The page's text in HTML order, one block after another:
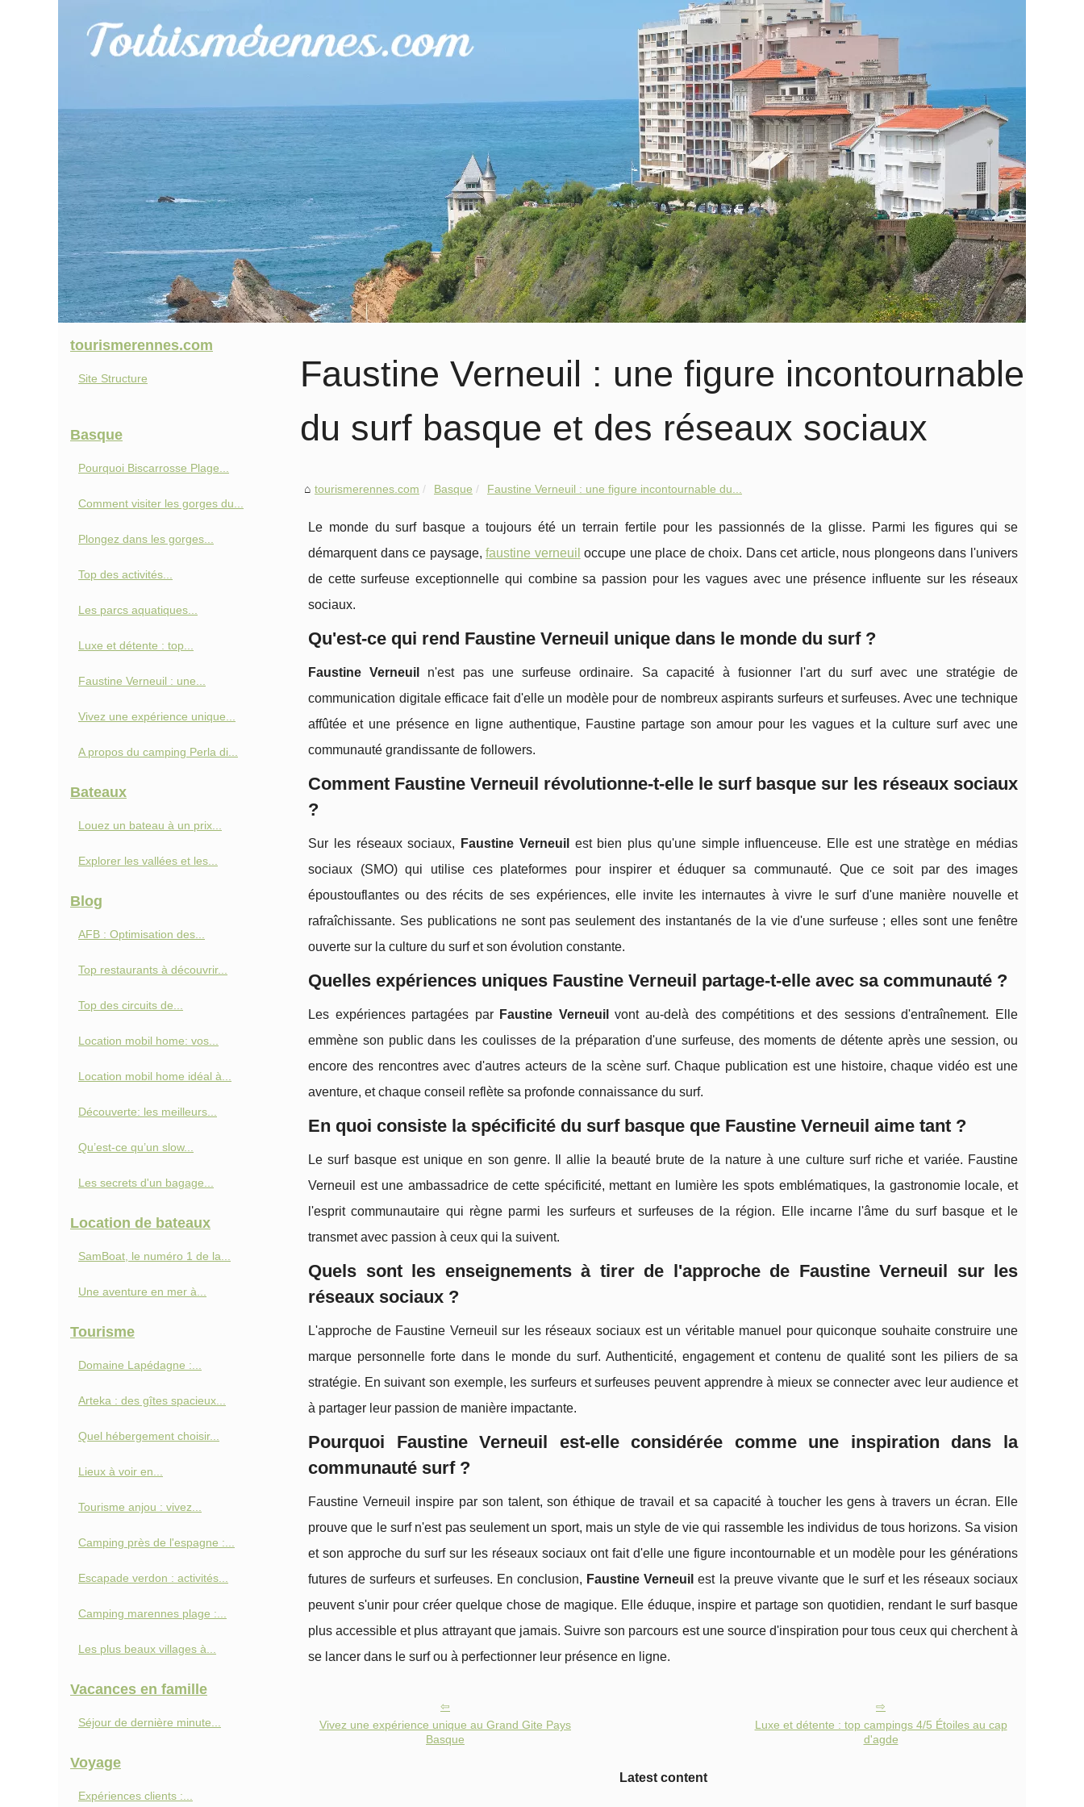
Faustine Verneuil : une figure incontournable
du surf basque et des réseaux sociaux
tourismerennes.com Basque Faustine Verneuil : une figure incontournable du...
Le monde du surf basque a toujours été un terrain fertile pour les passionnés de la glisse. Parmi les figures qui se
démarquent dans ce paysage,faustine verneuil occupe une place de choix. Dans cet article, nous plongeons dans l'univers
de cette surfeuse exceptionnelle qui combine sa passion pour les vagues avec une présence influente sur les réseaux
sociaux.
Qu'est-ce qui rend Faustine Verneuil unique dans le monde du surf ?
Faustine Verneuil
n'est pas une surfeuse ordinaire. Sa capacité à fusionner l'art du surf avec une stratégie de
communication digitale efficace fait d'elle un modèle pour de nombreux aspirants surfeurs et surfeuses. Avec une technique
affûtée et une présence en ligne authentique, Faustine partage son amour pour les vagues et la culture surf avec une
communauté grandissante de followers.
Comment Faustine Verneuil révolutionne-t-elle le surf basque sur les réseaux sociaux
?
Sur les réseaux sociaux, Faustine Verneuil
est bien plus qu'une simple influenceuse. Elle est une stratège en médias
sociaux (SMO) qui utilise ces plateformes pour inspirer et éduquer sa communauté. Que ce soit par des images
époustouflantes ou des récits de ses expériences, elle invite les internautes à vivre le surf d'une manière nouvelle et
rafraîchissante. Ses publications ne sont pas seulement des instantanés de la vie d'une surfeuse ; elles sont une fenêtre
ouverte sur la culture du surf et son évolution constante.
Quelles expériences uniques Faustine Verneuil partage-t-elle avec sa communauté ?
Les expériences partagées par Faustine Verneuil
vont au-delà des compétitions et des sessions d'entraînement. Elle
emmène son public dans les coulisses de la préparation d'une surfeuse, des moments de détente après une session, ou
encore des rencontres avec d'autres acteurs de la scène surf. Chaque publication est une histoire, chaque vidéo est une
aventure, et chaque conseil reflète sa profonde connaissance du surf.
En quoi consiste la spécificité du surf basque que Faustine Verneuil aime tant ?
Le surf basque est unique en son genre. Il allie la beauté brute de la nature à une culture surf riche et variée. Faustine
Verneuil est une ambassadrice de cette spécificité, mettant en lumière les spots emblématiques, la gastronomie locale, et
l'esprit communautaire qui règne parmi les surfeurs et surfeuses de la région. Elle incarne l'âme du surf basque et le
transmet avec passion à ceux qui la suivent.
Quels sont les enseignements à tirer de l'approche de Faustine Verneuil sur les
réseaux sociaux ?
L'approche de Faustine Verneuil sur les réseaux sociaux est un véritable manuel pour quiconque souhaite construire une
marque personnelle forte dans le monde du surf. Authenticité, engagement et contenu de qualité sont les piliers de sa
stratégie. En suivant son exemple, les surfeurs et surfeuses peuvent apprendre à mieux se connecter avec leur audience et
à partager leur passion de manière impactante.
Pourquoi Faustine Verneuil est-elle considérée comme une inspiration dans la
communauté surf ?
Faustine Verneuil inspire par son talent, son éthique de travail et sa capacité à toucher les gens à travers un écran. Elle
prouve que le surf n'est pas seulement un sport, mais un style de vie qui rassemble les individus de tous horizons. Sa vision
et son approche du surf sur les réseaux sociaux ont fait d'elle une figure incontournable et un modèle pour les générations
futures de surfeurs et surfeuses. En conclusion, Faustine Verneuil est la preuve vivante que le surf et les réseaux sociaux
peuvent s'unir pour créer quelque chose de magique. Elle éduque, inspire et partage son quotidien, rendant le surf basque
plus accessible et plus attrayant que jamais. Suivre son parcours est une source d'inspiration pour tous ceux qui cherchent à
se lancer dans le surf ou à perfectionner leur présence en ligne.
Vivez une expérience unique au Grand Gite Pays
Basque
Luxe et détente : top campings 4/5 Étoiles au cap
d'agde
Latest content
tourismerennes.com
Site Structure
Basque
Pourquoi Biscarrosse Plage...
Comment visiter les gorges du...
Plongez dans les gorges...
Top des activités...
Les parcs aquatiques...
Luxe et détente : top...
Faustine Verneuil : une...
Vivez une expérience unique...
A propos du camping Perla di...
Bateaux
Louez un bateau à un prix...
Explorer les vallées et les...
Blog
AFB : Optimisation des...
Top restaurants à découvrir...
Top des circuits de...
Location mobil home: vos...
Location mobil home idéal à...
Découverte: les meilleurs...
Qu’est-ce qu’un slow...
Les secrets d'un bagage...
Location de bateaux
SamBoat, le numéro 1 de la...
Une aventure en mer à...
Tourisme
Domaine Lapédagne :...
Arteka : des gîtes spacieux...
Quel hébergement choisir...
Lieux à voir en...
Tourisme anjou : vivez...
Camping près de l'espagne :...
Escapade verdon : activités...
Camping marennes plage :...
Les plus beaux villages à...
Vacances en famille
Séjour de dernière minute...
Voyage
Expériences clients :...